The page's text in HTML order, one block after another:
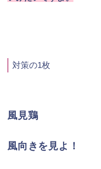
対策の1枚
風見鶏
風向きを見よ！